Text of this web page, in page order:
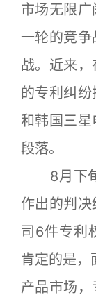
市场无限
一轮的竞争
战。近来
的专利纠
和韩国三
段落。
8月下旬
作出的判
司6件专利
肯定的是，
产品市场